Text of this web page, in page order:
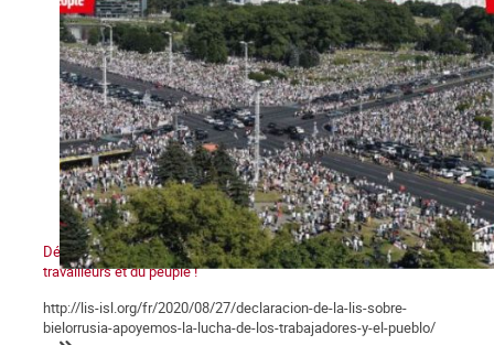
Déclaration de la LIS sur la Bielorussie - Soutenons la lutte des
travailleurs et du peuple !
http://lis-isl.org/fr/2020/08/27/declaracion-de-la-lis-sobre-
bielorrusia-apoyemos-la-lucha-de-los-trabajadores-y-el-pueblo/